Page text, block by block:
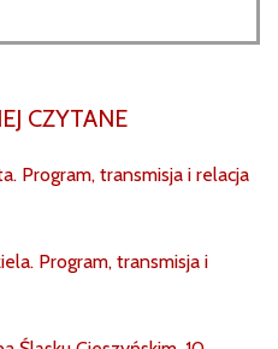
CZYTANE
Program, transmisja i relacja
Program, transmisja i